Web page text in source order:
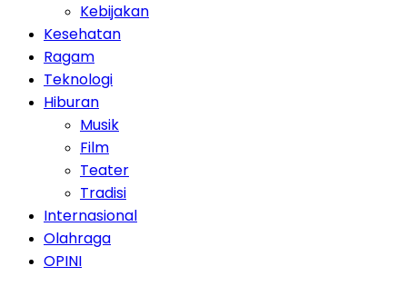
Kebijakan
Kesehatan
Ragam
Teknologi
Hiburan
Musik
Film
Teater
Tradisi
Internasional
Olahraga
OPINI